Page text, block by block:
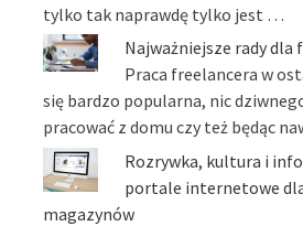
tylko tak naprawdę tylko jest …
Najważniejsze rady dla
Praca freelancera w
się bardzo popularna, nic
pracować z domu czy też będąc
Rozrywka, kultura i
portale internetowe
magazynów